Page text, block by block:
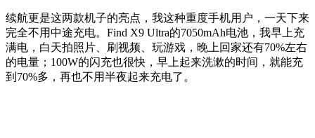
续航更是这两款机子的亮点，我这种重度手机用户，一天下来
完全不用中途充电。Find X9 Ultra的7050mAh电池，我早上充
满电，白天拍照片、刷视频、玩游戏，晚上回家还有70%左右
的电量；100W的闪充也很快，早上起来洗漱的时间，就能充
到70%多，再也不用半夜起来充电了。